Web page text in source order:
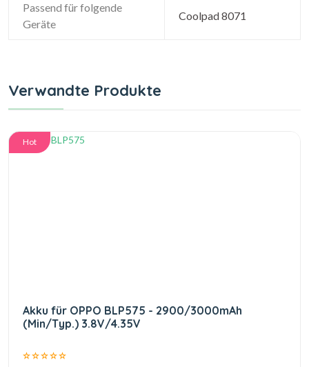
Passend für folgende
Geräte
Coolpad 8071
Verwandte Produkte
Hot
Akku für OPPO BLP575 - 2900/3000mAh
(Min/Typ.) 3.8V/4.35V